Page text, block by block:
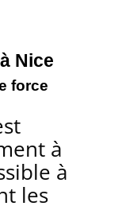
Nice
force
à
à
les